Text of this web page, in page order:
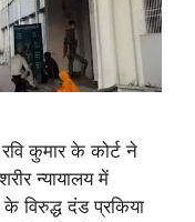
रवि कुमार के कोर्ट ने
न्यायालय में
विरुद्ध दंड प्रकिया